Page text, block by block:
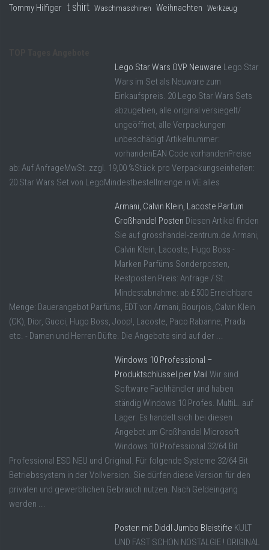
Tommy Hilfiger t shirt Waschmaschinen Weihnachten Werkzeug
Lego Star Wars OVP Neuware Lego Star
Wars im Set als Neuware zum
Einkaufspreis. 20 Lego Star Wars Sets
abzugeben, alle original versiegelt/
ungeöffnet, alle Verpackungen
unbeschädigt Artikelnummer:
vorhandenEAN Code vorhandenPreise
ab: Auf AnfrageMwSt. zzgl. 19,00 %Stück pro Verpackungseinheiten:
20 Star Wars Set von LegoMindestbestellmenge in VE alles
Armani, Calvin Klein, Lacoste Parfüm
Großhandel Posten Diesen Artikel finden
Sie auf grosshandel-zentrum.de Armani,
Calvin Klein, Lacoste, Hugo Boss -
Marken Parfüms Sonderposten,
Restposten Preis: Anfrage / St.
Mindestabnahme: ab £500 Erreichbare
Menge: Dauerangebot Parfüms, EDT von Armani, Bourjois, Calvin Klein
(CK), Dior, Gucci, Hugo Boss, Joop!, Lacoste, Paco Rabanne, Prada
etc. - Damen und Herren Düfte. Die Angebote sind auf der ...
Windows 10 Professional –
Produktschlüssel per Mail Wir sind
Software Fachhändler und haben
ständig Windows 10 Profes. MultiL. auf
Lager. Es handelt sich bei diesen
Angebot um Großhandel Microsoft
Windows 10 Professional 32/64 Bit
Professional ESD NEU und Original. Für folgende Systeme 32/64 Bit
Betriebssystem in der Vollversion. Sie dürfen diese Version für den
privaten und gewerblichen Gebrauch nutzen. Nach Geldeingang
werden ...
Posten mit Diddl Jumbo Bleistifte KULT
UND FAST SCHON NOSTALGIE ! ORIGINAL